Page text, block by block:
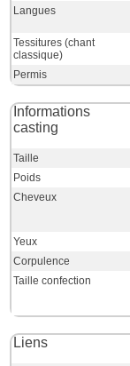
Langues
Tessitures (chant
classique)
Permis
Informations
casting
Taille
Poids
Cheveux
Yeux
Corpulence
Taille confection
Liens